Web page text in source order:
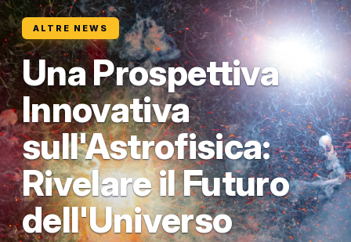
ALTRE NEWS
Una Prospettiva
Innovativa
sull'Astrofisica:
Rivelare il Futuro
dell'Universo